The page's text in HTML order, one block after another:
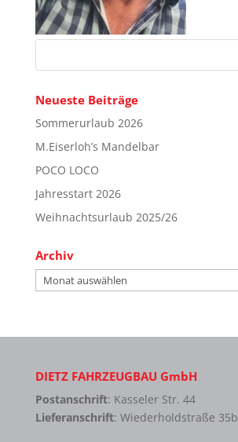
Neueste Beiträge
Sommerurlaub 2026
M.Eiserloh’s Mandelbar
POCO LOCO
Jahresstart 2026
Weihnachtsurlaub 2025/26
Archiv
Archiv
DIETZ FAHRZEUGBAU GmbH
Postanschrift: Kasseler Str. 44
Lieferanschrift: Wiederholdstraße 35b